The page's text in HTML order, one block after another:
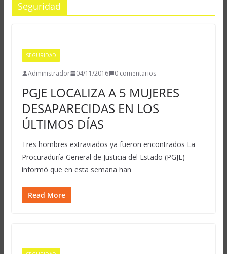
Seguridad
SEGURIDAD
Administrador 04/11/2016 0 comentarios
PGJE LOCALIZA A 5 MUJERES
DESAPARECIDAS EN LOS
ÚLTIMOS DÍAS
Tres hombres extraviados ya fueron encontrados La
Procuraduría General de Justicia del Estado (PGJE)
informó que en esta semana han
Read More